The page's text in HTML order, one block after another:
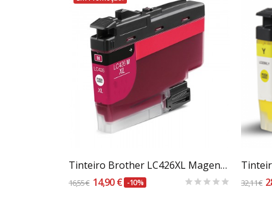
Carrinho
Tinteiro Brother LC426XL Magenta - Compatível
16,55 € 14,90 € -10% 32,11 €